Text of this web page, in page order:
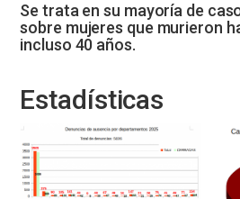
Se trata en su mayoría de
sobre mujeres que murieron
incluso 40 años.
Estadísticas